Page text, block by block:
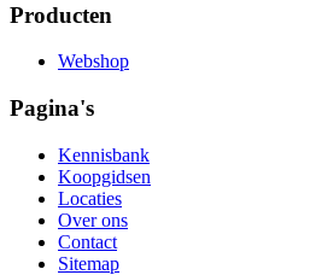
Producten
Webshop
Pagina's
Kennisbank
Koopgidsen
Locaties
Over ons
Contact
Sitemap